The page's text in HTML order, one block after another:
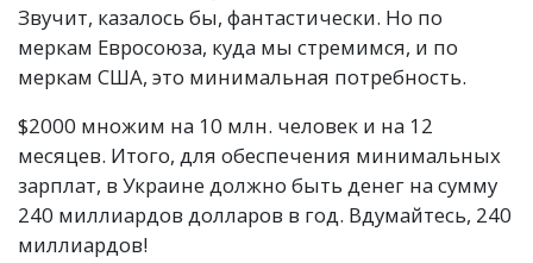
Звучит, казалось бы, фантастически. Но по
меркам Евросоюза, куда мы стремимся, и по
меркам США, это минимальная потребность.
$2000 множим на 10 млн. человек и на 12
месяцев. Итого, для обеспечения минимальных
зарплат, в Украине должно быть денег на сумму
240 миллиардов долларов в год. Вдумайтесь, 240
миллиардов!